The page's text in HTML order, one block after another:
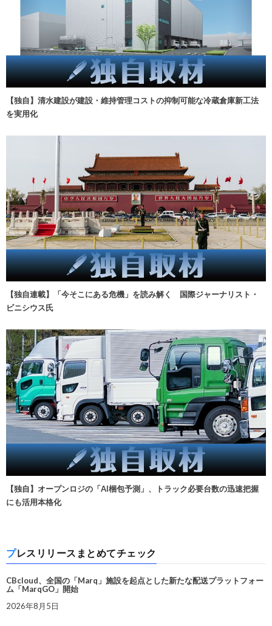
【独自】清水建設が建設・維持管理コストの抑制可能な冷蔵倉庫新工法
を実用化
【独自連載】「今そこにある危機」を読み解く 国際ジャーナリスト・
ビニシウス氏
【独自】オープンロジの「AI梱包予測」、トラック必要台数の迅速把握
にも活用本格化
プレスリリースまとめてチェック
CBcloud、全国の「Marq」施設を起点とした新たな配送プラットフォー
ム「MarqGO」開始
2026年8月5日